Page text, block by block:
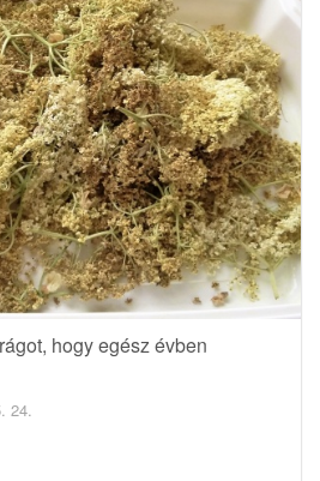
hogy egész évben
24.